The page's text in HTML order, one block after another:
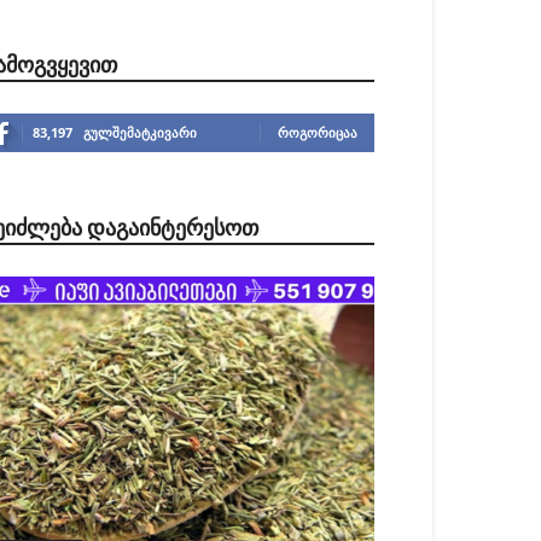
83,197 გულშემატკივარი ᲠᲝᲒᲝᲠᲘᲪᲐᲐ
ᲓᲐᲒᲐᲘᲜᲢᲔᲠᲔᲡᲝᲗ